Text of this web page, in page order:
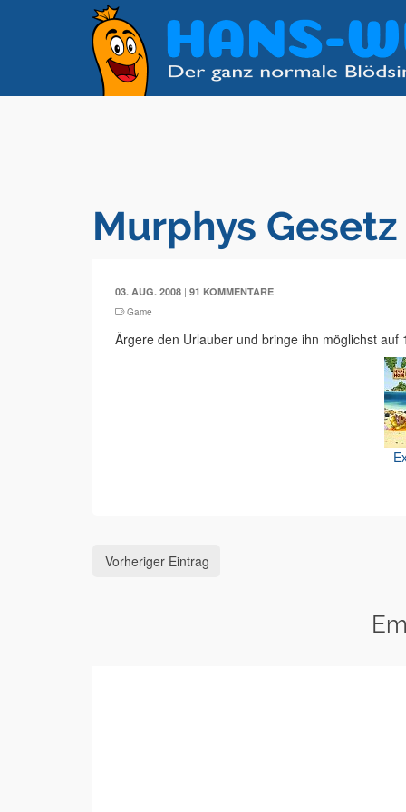
Murphys
03. AUG. 2008 | 91 KOMMENTARE
Game
Ärgere den Urlauber und bringe ihn möglichst auf
Vorheriger Eintrag